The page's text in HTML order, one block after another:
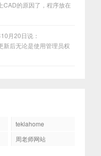
CAD的原因了，程序放在
月20日说：
新后无论是使用管理员权
teklahome
周老师网站